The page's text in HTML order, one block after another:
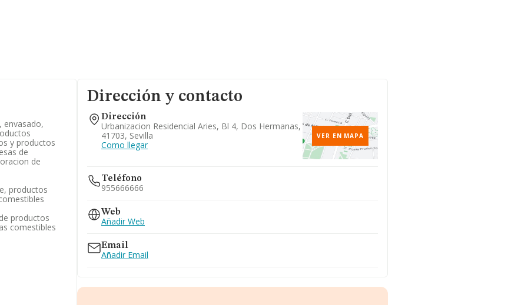
envasado,
y productos
de
de
productos
productos
comestibles
Dirección y contacto
Dirección
Urbanizacion Residencial Aries, Bl 4, Dos Hermanas,
41703, Sevilla
Como llegar
VER EN MAPA
Teléfono
955666666
Web
Añadir Web
Email
Añadir Email